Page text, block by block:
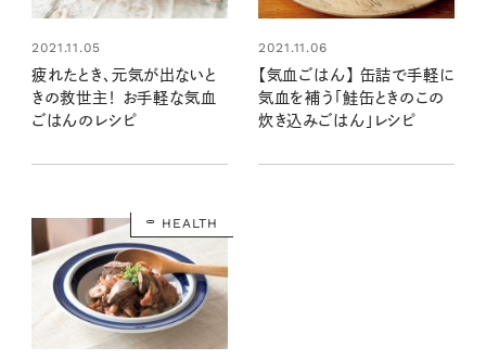
2021.11.05
疲れたとき、元気が出ないと
きの救世主！ お手軽な気血
ごはんのレシピ
2021.11.06
【気血ごはん】 缶詰で手軽に
気血を補う「鮭缶ときのこの
炊き込みごはん」レシピ
HEALTH